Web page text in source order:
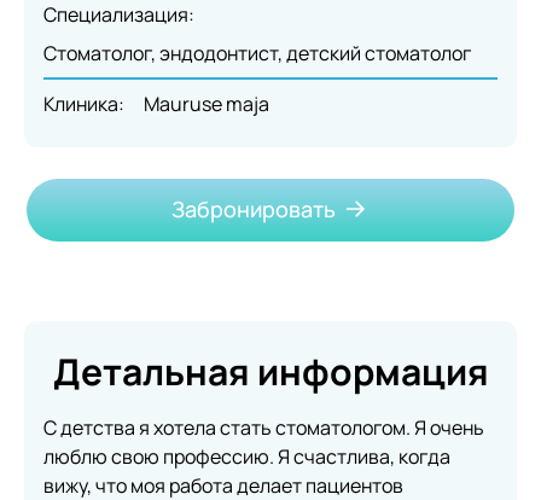
Специализация:
Стоматолог, эндодонтист, детский стоматолог
Клиника:
Mauruse maja
Забронировать
Детальная информация
С детства я хотела стать стоматологом. Я очень
люблю свою профессию. Я счастлива, когда
вижу, что моя работа делает пациентов